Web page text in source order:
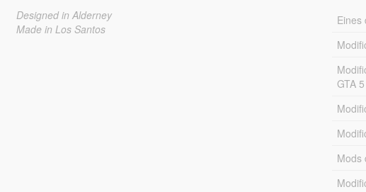
Designed in Alderney
Made in Los Santos
Eines
GTA 5
Mods